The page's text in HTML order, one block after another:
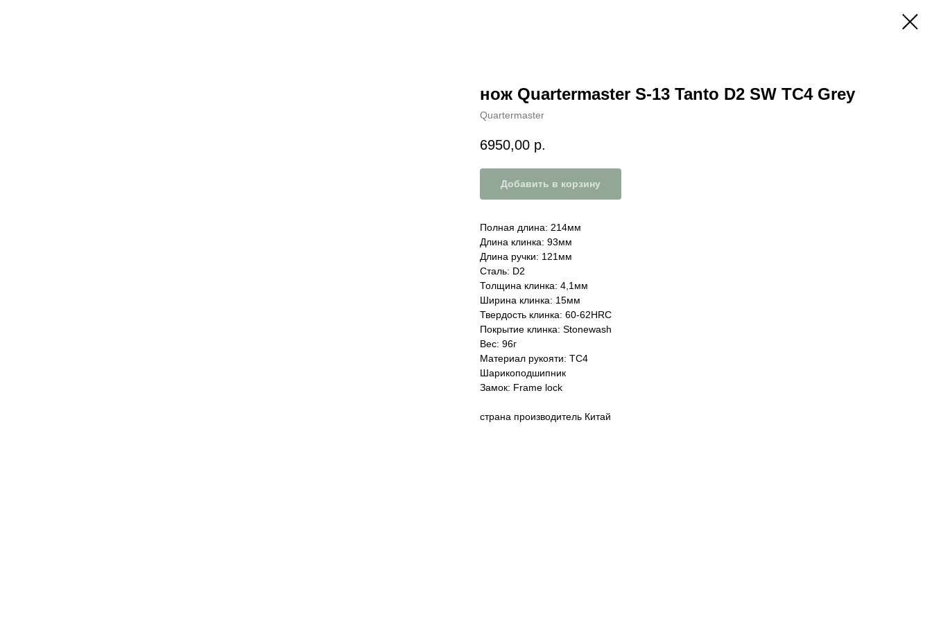
нож Quartermaster S-13 Tanto D2 SW ТС4 Grey
Quartermaster
6950,00 р.
Добавить в корзину
Полная длина: 214мм
Длина клинка: 93мм
Длина ручки: 121мм
Сталь: D2
Толщина клинка: 4,1мм
Ширина клинка: 15мм
Твердость клинка: 60-62HRC
Покрытие клинка: Stonewash
Вес: 96г
Материал рукояти: ТС4
Шарикоподшипник
Замок: Frame lock
страна производитель Китай